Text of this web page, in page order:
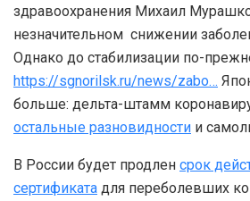
здравоохранения Михаил
незначительном снижении
Однако до стабилизации по-
https://sgnorilsk.ru/news/zabo…
больше: дельта-штамм
остальные разновидности и
В России будет продлен срок
сертификата для переболевших